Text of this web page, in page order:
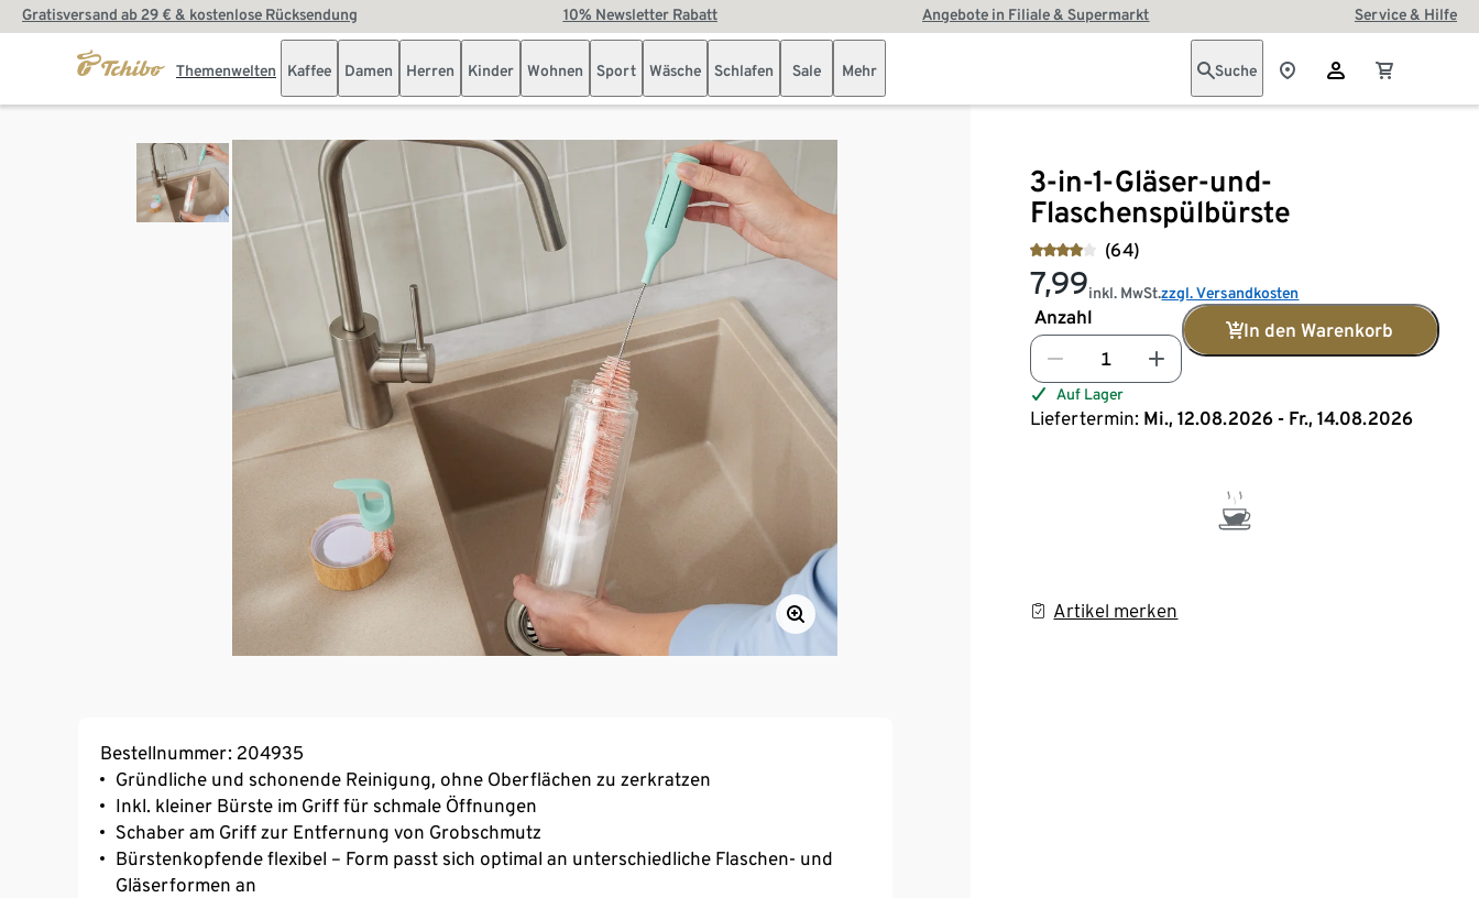
Gratisversand ab 29 € & kostenlose Rücksendung 10% Newsletter Rabatt Angebote in Filiale & Supermarkt Service & Hilfe
Themenwelten Kaffee Damen Herren Kinder Wohnen Sport Wäsche Schlafen Sale Mehr Suche
3-in-1-Gläser-und-
Flaschenspülbürste
(64)
7,99inkl. MwSt.zzgl. Versandkosten
Anzahl
In den Warenkorb
Auf Lager
Liefertermin: Mi., 12.08.2026 - Fr., 14.08.2026
Artikel merken
Bestellnummer: 204935
Gründliche und schonende Reinigung, ohne Oberflächen zu zerkratzen
Inkl. kleiner Bürste im Griff für schmale Öffnungen
Schaber am Griff zur Entfernung von Grobschmutz
Bürstenkopfende flexibel – Form passt sich optimal an unterschiedliche Flaschen- und
Gläserformen an